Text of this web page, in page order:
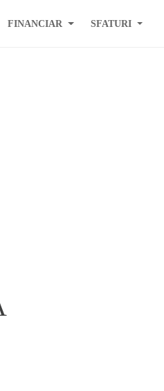
FINANCIAR SFATURI